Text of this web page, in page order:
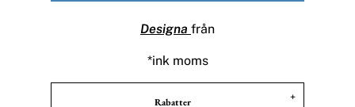
Designa från
*ink moms
Rabatter